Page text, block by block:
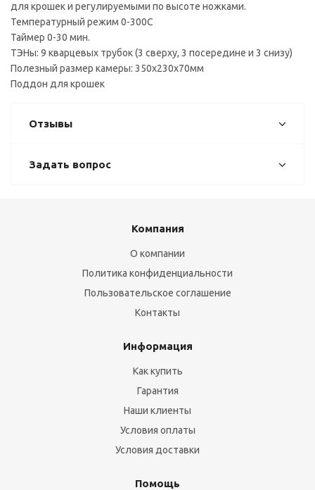
для крошек и регулируемыми по высоте ножками.
Температурный режим 0-300С
Таймер 0-30 мин.
ТЭНы: 9 кварцевых трубок (3 сверху, 3 посередине и 3 снизу)
Полезный размер камеры: 350x230x70мм
Поддон для крошек
Отзывы
Задать вопрос
Компания
О компании
Политика конфиденциальности
Пользовательское соглашение
Контакты
Информация
Как купить
Гарантия
Наши клиенты
Условия оплаты
Условия доставки
Помощь